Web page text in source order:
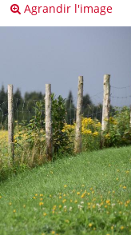
Agrandir l'image